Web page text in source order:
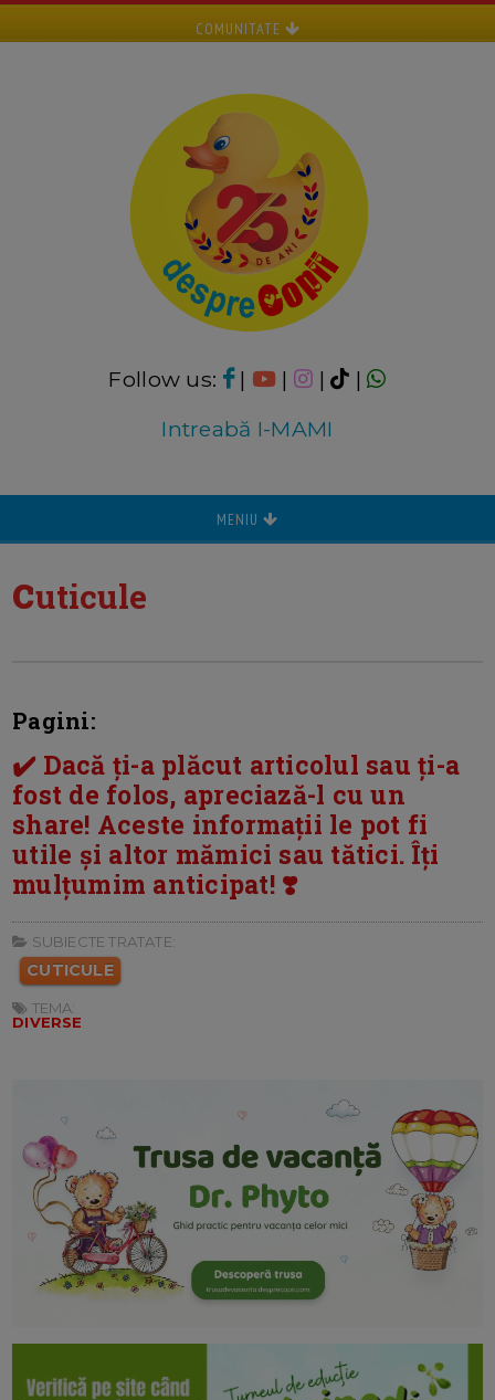
COMUNITATE
Follow us: | | |
|
Intreabă I-MAMI
MENIU
cuticule
Pagini:
✔️ Dacă ți-a plăcut articolul sau ți-a
fost de folos, apreciază-l cu un
share! Aceste informații le pot fi
utile și altor mămici sau tătici. Îți
mulțumim anticipat! ❣️
SUBIECTE TRATATE:
CUTICULE
TEMA:
DIVERSE